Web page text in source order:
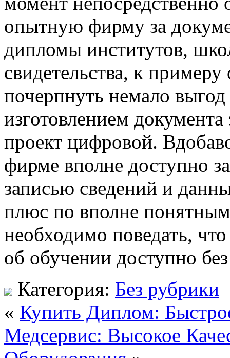
опытную фирму за
дипломы институтов,
свидетельства, к
почерпнуть немало
изготовлением
проект цифровой.
фирме вполне доступно
записью сведений и
плюс по вполне
необходимо поведать, что
об обучении доступно
Категория: Без рубрики
« Купить Диплом:
Медсервис: Высокое